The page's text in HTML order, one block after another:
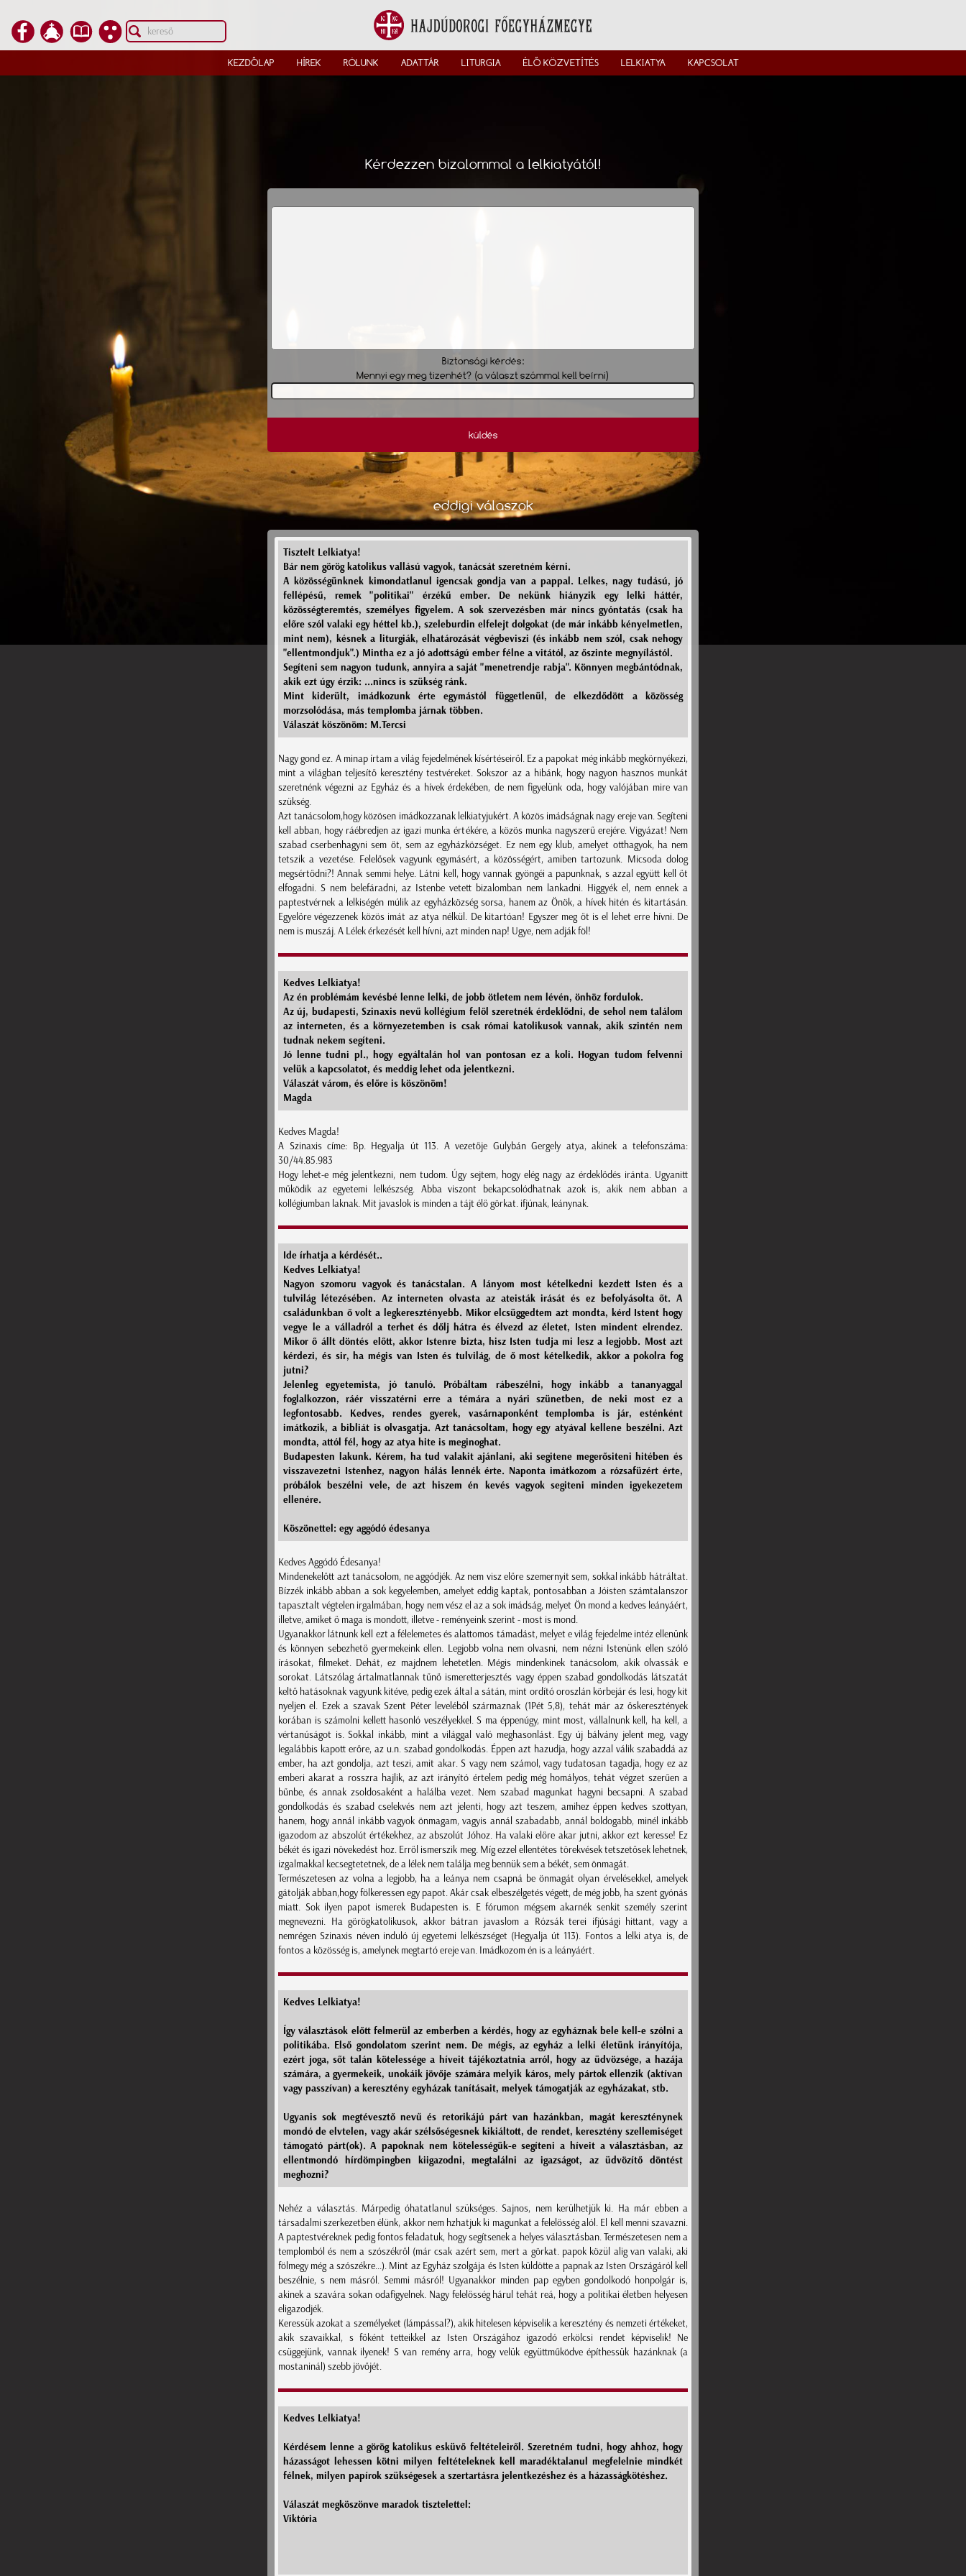
KEZDŐLAP HÍREK RÓLUNK ADATTÁR LITURGIA ÉLŐ KÖZVETÍTÉS LELKIATYA KAPCSOLAT
Kérdezzen bizalommal a lelkiatyától!
Biztonsági kérdés:
Mennyi egy meg tizenhét? (a választ számmal kell beírni)
küldés
eddigi válaszok
Tisztelt Lelkiatya!
Bár nem görög katolikus vallású vagyok, tanácsát szeretném kérni.
A közösségünknek kimondatlanul igencsak gondja van a pappal. Lelkes, nagy tudású, jó
fellépésű, remek "politikai" érzékű ember. De nekünk hiányzik egy lelki háttér,
közösségteremtés, személyes figyelem. A sok szervezésben már nincs gyóntatás (csak ha
előre szól valaki egy héttel kb.), szeleburdin elfelejt dolgokat (de már inkább kényelmetlen,
mint nem), késnek a liturgiák, elhatározását végbeviszi (és inkább nem szól, csak nehogy
"ellentmondjuk".) Mintha ez a jó adottságú ember félne a vitától, az őszinte megnyílástól.
Segíteni sem nagyon tudunk, annyira a saját "menetrendje rabja". Könnyen megbántódnak,
akik ezt úgy érzik: ...nincs is szükség ránk.
Mint kiderült, imádkozunk érte egymástól függetlenül, de elkezdődött a közösség
morzsolódása, más templomba járnak többen.
Válaszát köszönöm: M.Tercsi
Nagy gond ez. A minap írtam a világ fejedelmének kísértéseiről. Ez a papokat még inkább megkörnyékezi,
mint a világban teljesítő keresztény testvéreket. Sokszor az a hibánk, hogy nagyon hasznos munkát
szeretnénk végezni az Egyház és a hívek érdekében, de nem figyelünk oda, hogy valójában mire van
szükség.
Azt tanácsolom,hogy közösen imádkozzanak lelkiatyjukért. A közös imádságnak nagy ereje van. Segíteni
kell abban, hogy ráébredjen az igazi munka értékére, a közös munka nagyszerű erejére. Vigyázat! Nem
szabad cserbenhagyni sem őt, sem az egyházközséget. Ez nem egy klub, amelyet otthagyok, ha nem
tetszik a vezetése. Felelősek vagyunk egymásért, a közösségért, amiben tartozunk. Micsoda dolog
megsértődni?! Annak semmi helye. Látni kell, hogy vannak gyöngéi a papunknak, s azzal együtt kell őt
elfogadni. S nem belefáradni, az Istenbe vetett bizalomban nem lankadni. Higgyék el, nem ennek a
paptestvérnek a lelkiségén múlik az egyházközség sorsa, hanem az Önök, a hívek hitén és kitartásán.
Egyelőre végezzenek közös imát az atya nélkül. De kitartóan! Egyszer meg őt is el lehet erre hívni. De
nem is muszáj. A Lélek érkezését kell hívni, azt minden nap! Ugye, nem adják föl!
Kedves Lelkiatya!
Az én problémám kevésbé lenne lelki, de jobb ötletem nem lévén, önhöz fordulok.
Az új, budapesti, Szinaxis nevű kollégium felől szeretnék érdeklődni, de sehol nem találom
az interneten, és a környezetemben is csak római katolikusok vannak, akik szintén nem
tudnak nekem segíteni.
Jó lenne tudni pl., hogy egyáltalán hol van pontosan ez a koli. Hogyan tudom felvenni
velük a kapcsolatot, és meddig lehet oda jelentkezni.
Válaszát várom, és előre is köszönöm!
Magda
Kedves Magda!
A Szinaxis címe: Bp. Hegyalja út 113. A vezetője Gulybán Gergely atya, akinek a telefonszáma:
30/44.85.983
Hogy lehet-e még jelentkezni, nem tudom. Úgy sejtem, hogy elég nagy az érdeklődés iránta. Ugyanitt
működik az egyetemi lelkészség. Abba viszont bekapcsolódhatnak azok is, akik nem abban a
kollégiumban laknak. Mit javaslok is minden a tájt élő görkat. ifjúnak, leánynak.
Ide írhatja a kérdését..
Kedves Lelkiatya!
Nagyon szomoru vagyok és tanácstalan. A lányom most kételkedni kezdett Isten és a
tulvilág létezésében. Az interneten olvasta az ateisták irását és ez befolyásolta őt. A
családunkban ő volt a legkeresztényebb. Mikor elcsüggedtem azt mondta, kérd Istent hogy
vegye le a válladról a terhet és dőlj hátra és élvezd az életet, Isten mindent elrendez.
Mikor ő állt döntés előtt, akkor Istenre bizta, hisz Isten tudja mi lesz a legjobb. Most azt
kérdezi, és sir, ha mégis van Isten és tulvilág, de ő most kételkedik, akkor a pokolra fog
jutni?
Jelenleg egyetemista, jó tanuló. Próbáltam rábeszélni, hogy inkább a tananyaggal
foglalkozzon, ráér visszatérni erre a témára a nyári szünetben, de neki most ez a
legfontosabb. Kedves, rendes gyerek, vasárnaponként templomba is jár, esténként
imátkozik, a bibliát is olvasgatja. Azt tanácsoltam, hogy egy atyával kellene beszélni. Azt
mondta, attól fél, hogy az atya hite is meginoghat.
Budapesten lakunk. Kérem, ha tud valakit ajánlani, aki segitene megerősiteni hitében és
visszavezetni Istenhez, nagyon hálás lennék érte. Naponta imátkozom a rózsafüzért érte,
próbálok beszélni vele, de azt hiszem én kevés vagyok segiteni minden igyekezetem
ellenére.
Köszönettel: egy aggódó édesanya
Kedves Aggódó Édesanya!
Mindenekelőtt azt tanácsolom, ne aggódjék. Az nem visz előre szemernyit sem, sokkal inkább hátráltat.
Bízzék inkább abban a sok kegyelemben, amelyet eddig kaptak, pontosabban a Jóisten számtalanszor
tapasztalt végtelen irgalmában, hogy nem vész el az a sok imádság, melyet Ön mond a kedves leányáért,
illetve, amiket ő maga is mondott, illetve - reményeink szerint - most is mond.
Ugyanakkor látnunk kell ezt a félelemetes és alattomos támadást, melyet e világ fejedelme intéz ellenünk
és könnyen sebezhető gyermekeink ellen. Legjobb volna nem olvasni, nem nézni Istenünk ellen szóló
írásokat, filmeket. Dehát, ez majdnem lehetetlen. Mégis mindenkinek tanácsolom, akik olvassák e
sorokat. Látszólag ártalmatlannak tűnő ismeretterjesztés vagy éppen szabad gondolkodás látszatát
keltő hatásoknak vagyunk kitéve, pedig ezek által a sátán, mint ordító oroszlán körbejár és lesi, hogy kit
nyeljen el. Ezek a szavak Szent Péter leveléből származnak (1Pét 5,8), tehát már az őskeresztények
korában is számolni kellett hasonló veszélyekkel. S ma éppenúgy, mint most, vállalnunk kell, ha kell, a
vértanúságot is. Sokkal inkább, mint a világgal való meghasonlást. Egy új bálvány jelent meg, vagy
legalábbis kapott erőre, az u.n. szabad gondolkodás. Éppen azt hazudja, hogy azzal válik szabaddá az
ember, ha azt gondolja, azt teszi, amit akar. S vagy nem számol, vagy tudatosan tagadja, hogy ez az
emberi akarat a rosszra hajlik, az azt irányító értelem pedig még homályos, tehát végzet szerűen a
bűnbe, és annak zsoldosaként a halálba vezet. Nem szabad magunkat hagyni becsapni. A szabad
gondolkodás és szabad cselekvés nem azt jelenti, hogy azt teszem, amihez éppen kedves szottyan,
hanem, hogy annál inkább vagyok önmagam, vagyis annál szabadabb, annál boldogabb, minél inkább
igazodom az abszolút értékekhez, az abszolút Jóhoz. Ha valaki előre akar jutni, akkor ezt keresse! Ez
békét és igazi növekedést hoz. Erről ismerszik meg. Míg ezzel ellentétes törekvések tetszetősek lehetnek,
izgalmakkal kecsegtetetnek, de a lélek nem találja meg bennük sem a békét, sem önmagát.
Természetesen az volna a legjobb, ha a leánya nem csapná be önmagát olyan érvelésekkel, amelyek
gátolják abban,hogy fölkeressen egy papot. Akár csak elbeszélgetés végett, de még jobb, ha szent gyónás
miatt. Sok ilyen papot ismerek Budapesten is. E fórumon mégsem akarnék senkit személy szerint
megnevezni. Ha görögkatolikusok, akkor bátran javaslom a Rózsák terei ifjúsági hittant, vagy a
nemrégen Szinaxis néven induló új egyetemi lelkészséget (Hegyalja út 113). Fontos a lelki atya is, de
fontos a közösség is, amelynek megtartó ereje van. Imádkozom én is a leányáért.
Kedves Lelkiatya!
Így választások előtt felmerül az emberben a kérdés, hogy az egyháznak bele kell-e szólni a
politikába. Első gondolatom szerint nem. De mégis, az egyház a lelki életünk irányítója,
ezért joga, sőt talán kötelessége a híveit tájékoztatnia arról, hogy az üdvözsége, a hazája
számára, a gyermekeik, unokáik jövője számára melyik káros, mely pártok ellenzik (aktívan
vagy passzívan) a keresztény egyházak tanításait, melyek támogatják az egyházakat, stb.
Ugyanis sok megtévesztő nevű és retorikájú párt van hazánkban, magát kereszténynek
mondó de elvtelen, vagy akár szélsőségesnek kikiáltott, de rendet, keresztény szellemiséget
támogató párt(ok). A papoknak nem kötelességük-e segíteni a híveit a választásban, az
ellentmondó hírdömpingben kiigazodni, megtalálni az igazságot, az üdvözítő döntést
meghozni?
Nehéz a választás. Márpedig óhatatlanul szükséges. Sajnos, nem kerülhetjük ki. Ha már ebben a
társadalmi szerkezetben élünk, akkor nem hzhatjuk ki magunkat a felelősség alól. El kell menni szavazni.
A paptestvéreknek pedig fontos feladatuk, hogy segítsenek a helyes választásban. Természetesen nem a
templomból és nem a szószékről (már csak azért sem, mert a görkat. papok közül alig van valaki, aki
fölmegy még a szószékre...). Mint az Egyház szolgája és Isten küldötte a papnak az Isten Országáról kell
beszélnie, s nem másról. Semmi másról! Ugyanakkor minden pap egyben gondolkodó honpolgár is,
akinek a szavára sokan odafigyelnek. Nagy felelősség hárul tehát reá, hogy a politikai életben helyesen
eligazodjék.
Keressük azokat a személyeket (lámpással?), akik hitelesen képviselik a keresztény és nemzeti értékeket,
akik szavaikkal, s főként tetteikkel az Isten Országához igazodó erkölcsi rendet képviselik! Ne
csüggejünk, vannak ilyenek! S van remény arra, hogy velük együttműködve építhessük hazánknak (a
mostaninál) szebb jövőjét.
Kedves Lelkiatya!
Kérdésem lenne a görög katolikus esküvő feltételeiről. Szeretném tudni, hogy ahhoz, hogy
házasságot lehessen kötni milyen feltételeknek kell maradéktalanul megfelelnie mindkét
félnek, milyen papírok szükségesek a szertartásra jelentkezéshez és a házasságkötéshez.
Válaszát megköszönve maradok tisztelettel:
Viktória